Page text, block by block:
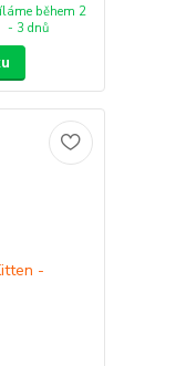
během 2
- 3 dnů